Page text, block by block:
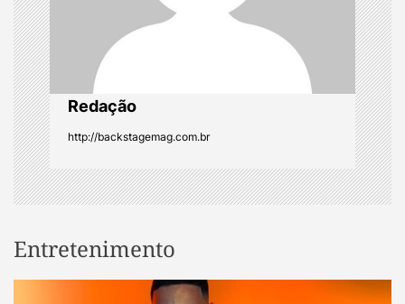
i
o
n
Redação
http://backstagemag.com.br
Entretenimento